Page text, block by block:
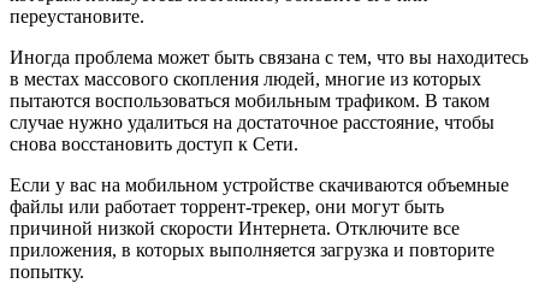
переустановите.
Иногда проблема может быть связана с тем, что вы находитесь
в местах массового скопления людей, многие из которых
пытаются воспользоваться мобильным трафиком. В таком
случае нужно удалиться на достаточное расстояние, чтобы
снова восстановить доступ к Сети.
Если у вас на мобильном устройстве скачиваются объемные
файлы или работает торрент-трекер, они могут быть
причиной низкой скорости Интернета. Отключите все
приложения, в которых выполняется загрузка и повторите
попытку.